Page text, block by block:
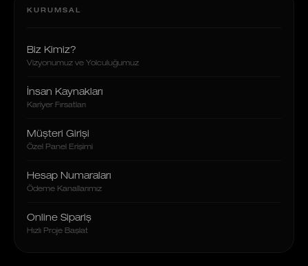
KURUMSAL
Biz Kimiz?
Vizyonumuz ve Yolculuğumuz
İnsan Kaynakları
Kariyer Fırsatları
Müşteri Girişi
Özel Panel Erişimi
Hesap Numaraları
Ödeme Kanallarımız
Online Sipariş
Hızlı Proje Başlat